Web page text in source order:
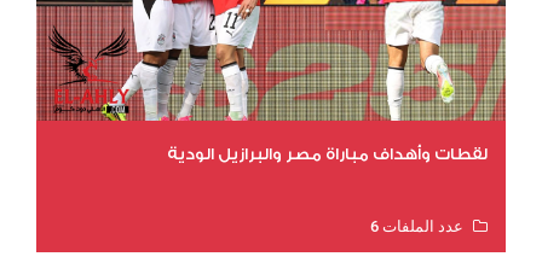
لقطات وأهداف مباراة مصر والبرازيل الودية
عدد الملفات 6